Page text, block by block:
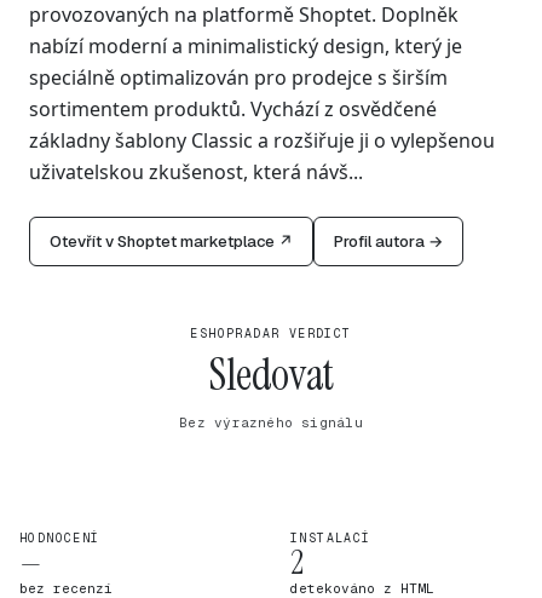
provozovaných na platformě Shoptet. Doplněk
nabízí moderní a minimalistický design, který je
speciálně optimalizován pro prodejce s širším
sortimentem produktů. Vychází z osvědčené
základny šablony Classic a rozšiřuje ji o vylepšenou
uživatelskou zkušenost, která návš...
Otevřít v Shoptet marketplace ↗ Profil autora →
ESHOPRADAR VERDICT
Sledovat
Bez výrazného signálu
HODNOCENÍ
—
bez recenzí
INSTALACÍ
2
detekováno z HTML